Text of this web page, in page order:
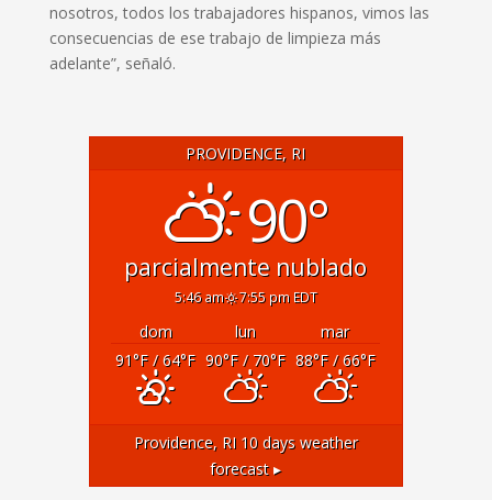
nosotros, todos los trabajadores hispanos, vimos las
consecuencias de ese trabajo de limpieza más
adelante”, señaló.
PROVIDENCE, RI
90°
parcialmente nublado
5:46 am 7:55 pm EDT
dom lun
mar
91°F/ 64°F 90°F/ 70°F 88°F/ 66°F
Providence, RI10 days weather
forecast ▸